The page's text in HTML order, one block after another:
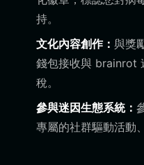
持。
文化內容創作： 與獎
錢包接收與 brainrot
稅。
參與迷因生態系統：
專屬的社群驅動活動